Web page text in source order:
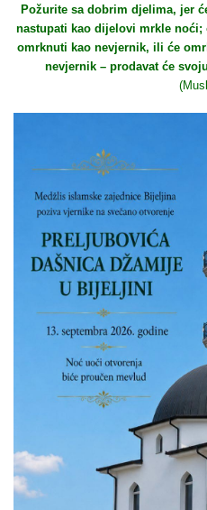
Požurite sa dobrim djelima, jer
nastupati kao dijelovi mrkle noći;
omrknuti kao nevjernik, ili će
nevjernik – prodavat će